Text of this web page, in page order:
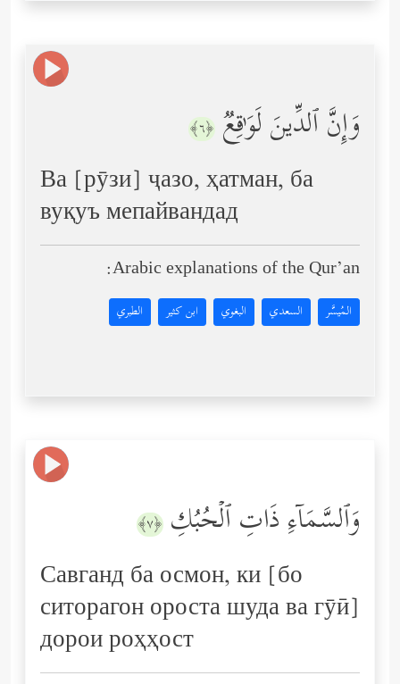
وَإِنَّ ٱلدِّینَ لَوَ ٰ⁠قِعࣱ ﴿٦﴾
Ва [рӯзи] ҷазо, ҳатман, ба
вуқуъ мепайвандад
Arabic explanations of the Qur’an:
المُيسَّر السعدي البغوي ابن كثير الطبري
وَٱلسَّمَاۤءِ ذَاتِ ٱلۡحُبُكِ ﴿٧﴾
Савганд ба осмон, ки [бо
ситорагон ороста шуда ва гӯӣ]
дорои роҳҳост